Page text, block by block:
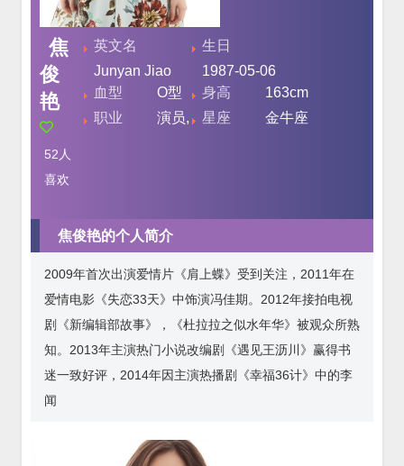
焦
俊
艳
52 人
喜欢
英文名
Junyan Jiao
生日
1987-05-06
血型
O型 身高
163cm
职业
演员, 星座 金牛座
焦俊艳的个人简介
2009年首次出演爱情片《肩上蝶》受到关注，2011年在
爱情电影《失恋33天》中饰演冯佳期。2012年接拍电视
剧《新编辑部故事》，《杜拉拉之似水年华》被观众所熟
知。2013年主演热门小说改编剧《遇见王沥川》赢得书
迷一致好评，2014年因主演热播剧《幸福36计》中的李
闻